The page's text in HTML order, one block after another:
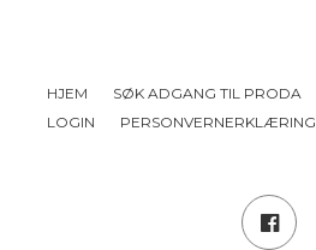
HJEM SØK ADGANG TIL PRODA
LOGIN
PERSONVERNERKLÆRING